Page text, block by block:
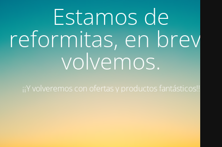
Estamos de
reformitas, en breve
volvemos.
¡¡Y volveremos con ofertas y productos fantásticos!!